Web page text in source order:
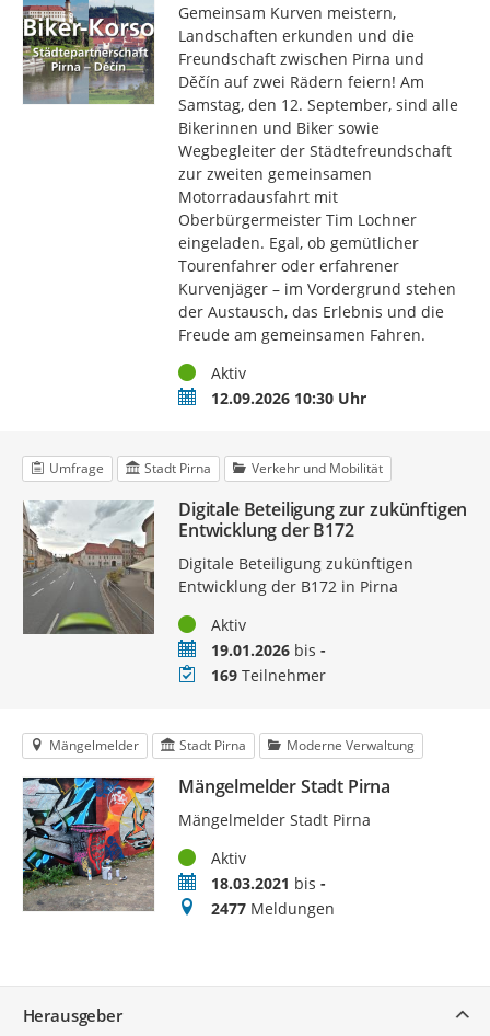
Gemeinsam Kurven meistern,
Landschaften erkunden und die
Freundschaft zwischen Pirna und
Děčín auf zwei Rädern feiern! Am
Samstag, den 12. September, sind alle
Bikerinnen und Biker sowie
Wegbegleiter der Städtefreundschaft
zur zweiten gemeinsamen
Motorradausfahrt mit
Oberbürgermeister Tim Lochner
eingeladen. Egal, ob gemütlicher
Tourenfahrer oder erfahrener
Kurvenjäger – im Vordergrund stehen
der Austausch, das Erlebnis und die
Freude am gemeinsamen Fahren.
StatusAktiv
Termin12.09.2026 10:30 Uhr
Umfrage Stadt Pirna Verkehr und Mobilität
Digitale Beteiligung zur zukünftigen
Entwicklung der B172
Digitale Beteiligung zukünftigen
Entwicklung der B172 in Pirna
StatusAktiv
Zeitraum19.01.2026bis -
Teilnehmer
169Teilnehmer
Mängelmelder Stadt Pirna Moderne Verwaltung
Mängelmelder Stadt Pirna
Mängelmelder Stadt Pirna
StatusAktiv
Zeitraum18.03.2021 bis -
Meldungen
2477Meldungen
Herausgeber